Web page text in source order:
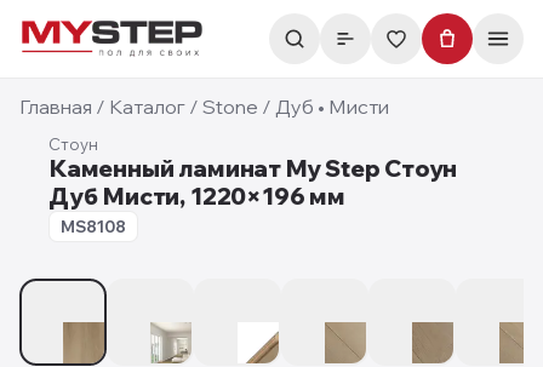
Главная / Каталог / Stone / Дуб • Мисти
8 мм
Стоун
Каменный ламинат My Step Стоун
Дуб Мисти, 1220×196 мм
MS8108